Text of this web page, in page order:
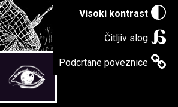
Visoki kontrast
Čitljiv slog
Podcrtane poveznice